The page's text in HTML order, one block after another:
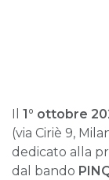
1° ottobre
(via Ciriè 9,
dedicato alla
dal bando